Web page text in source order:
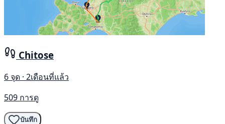
Chitose
6 จุด · 2เดือนที่แล้ว
509 การดู
บันทึก